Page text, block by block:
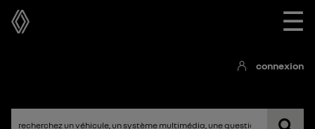
☰
connexion